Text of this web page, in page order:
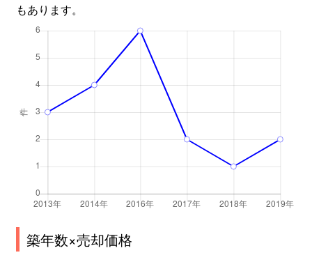
もあります。
築年数×売却価格